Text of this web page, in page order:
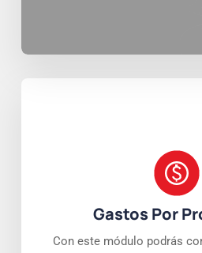
Gastos Por
Con este módulo podrás